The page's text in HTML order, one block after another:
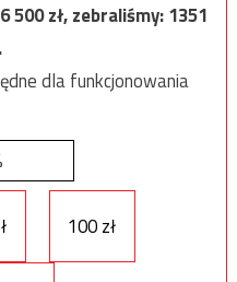
500zł, zebraliśmy:1351
dla funkcjonowania
100 zł